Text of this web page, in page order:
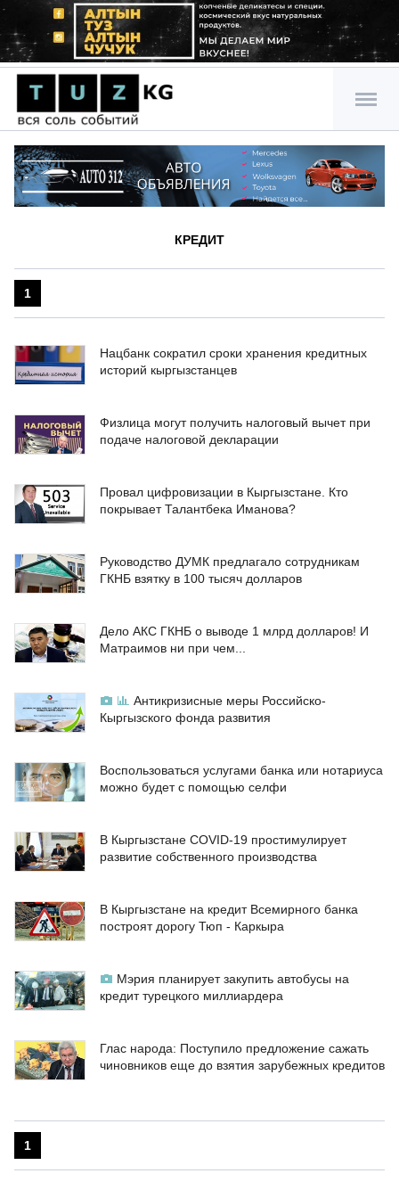
КРЕДИТ
1
Нацбанк сократил сроки хранения кредитных
историй кыргызстанцев
Физлица могут получить налоговый вычет при
подаче налоговой декларации
Провал цифровизации в Кыргызстане. Кто
покрывает Талантбека Иманова?
Руководство ДУМК предлагало сотрудникам
ГКНБ взятку в 100 тысяч долларов
Дело АКС ГКНБ о выводе 1 млрд долларов! И
Матраимов ни при чем...
Антикризисные меры Российско-
Кыргызского фонда развития
Воспользоваться услугами банка или нотариуса
можно будет с помощью селфи
В Кыргызстане COVID-19 простимулирует
развитие собственного производства
В Кыргызстане на кредит Всемирного банка
построят дорогу Тюп - Каркыра
Мэрия планирует закупить автобусы на
кредит турецкого миллиардера
Глас народа: Поступило предложение сажать
чиновников еще до взятия зарубежных кредитов
1